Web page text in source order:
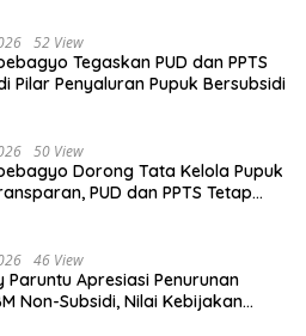
52 View
Tegaskan PUD dan PPTS
Pilar Penyaluran Pupuk Bersubsidi
50 View
Dorong Tata Kelola Pupuk
PUD dan PPTS Tetap
46 View
Paruntu Apresiasi Penurunan
Non-Subsidi, Nilai Kebijakan